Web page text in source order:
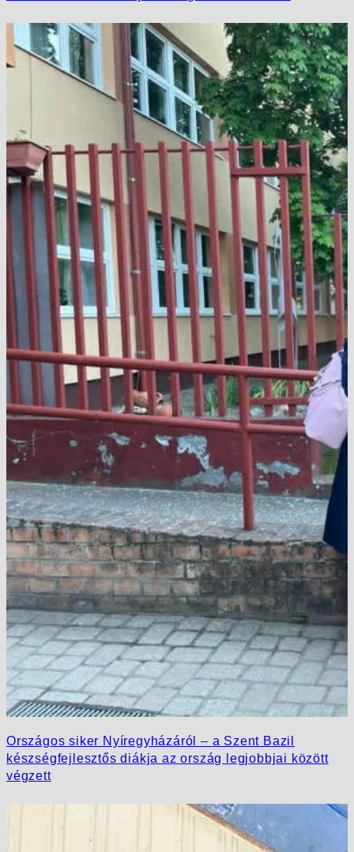
Országos siker Nyíregyházáról – a Szent Bazil
készségfejlesztős diákja az ország legjobbjai között
végzett